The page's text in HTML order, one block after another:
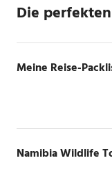
Die
Meine Reise-
Namibia Wildlife